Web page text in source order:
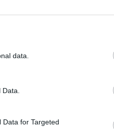
data.
for Targeted
Nazionale di
con il
quindi a